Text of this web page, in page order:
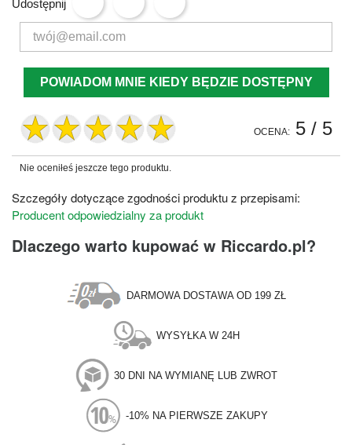
Udostępnij
POWIADOM MNIE KIEDY BĘDZIE DOSTĘPNY
OCENA: 5 / 5
Nie oceniłeś jeszcze tego produktu.
Szczegóły dotyczące zgodności produktu z przepisami:
Producent odpowiedzialny za produkt
Dlaczego warto kupować w Riccardo.pl?
DARMOWA DOSTAWA OD 199 ZŁ
WYSYŁKA W 24H
30 DNI NA WYMIANĘ LUB ZWROT
-10% NA PIERWSZE ZAKUPY